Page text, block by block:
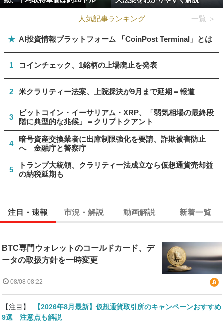
人気記事ランキング 一覧 ＞
★ AI投資情報プラットフォーム 「CoinPost Terminal」とは
1 コインチェック、1銘柄の上場廃止を発表
2 米クラリティー法案、上院採決が9月まで延期＝報道
3
ビットコイン・イーサリアム・XRP、「弱気相場の最終段
階に典型的な兆候」＝クリプトクアント
4
暗号資産交換業者に出庫制限強化を要請、詐欺被害防止
へ 金融庁と警察庁
5
トランプ大統領、クラリティー法成立なら仮想通貨売却益
の納税延期も
注目・速報 市況・解説 動画解説 新着一覧
BTC専門ウォレットのコールドカード、デ
ータの取扱方針を一時変更
08/08 08:22
【注目】:
【2026年8月最新】仮想通貨取引所のキャンペーンおすすめ
9選 注意点も解説